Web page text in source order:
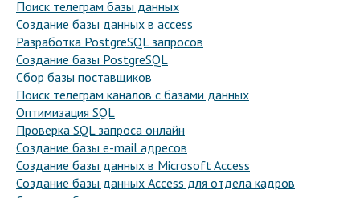
Поиск телеграм базы данных
Создание базы данных в access
Разработка PostgreSQL запросов
Создание базы PostgreSQL
Сбор базы поставщиков
Поиск телеграм каналов с базами данных
Оптимизация SQL
Проверка SQL запроса онлайн
Создание базы e-mail адресов
Создание базы данных в Microsoft Access
Создание базы данных Access для отдела кадров